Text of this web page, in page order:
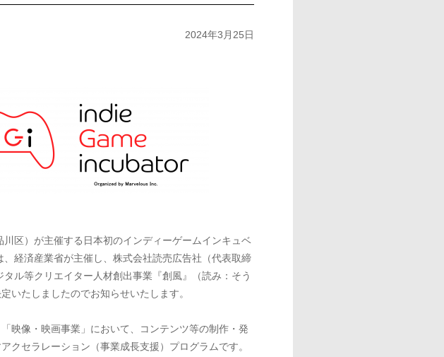
2024年3月25日
区）が主催する日本初のインディーゲームインキュベ
経済産業省が主催し、株式会社読売広告社（代表取締
ル等クリエイター人材創出事業『創風』（読み：そう
いたしましたのでお知らせいたします。
映像・映画事業」において、コンテンツ等の制作・発
クセラレーション（事業成長支援）プログラムです。